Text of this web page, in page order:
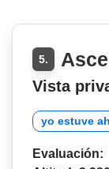
5.
Vista
yo estuve
Evaluación: